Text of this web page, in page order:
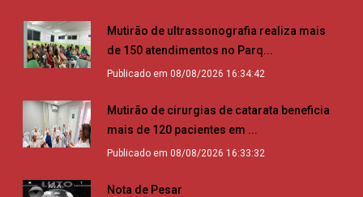
Mutirão de ultrassonografia realiza mais
de 150 atendimentos no Parq...
Publicado em 08/08/2026 16:34:42
Mutirão de cirurgias de catarata beneficia
mais de 120 pacientes em ...
Publicado em 08/08/2026 16:33:32
Nota de Pesar